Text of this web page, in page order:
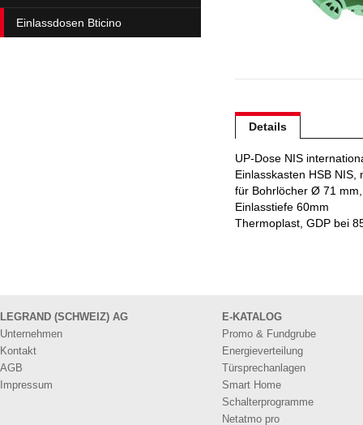
Einlassdosen Bticino
Details
UP-Dose NIS
Einlasskasten HSB
für Bohrlöcher Ø 71
Einlasstiefe 60mm
Thermoplast, GDP bei
LEGRAND (SCHWEIZ) AG
Unternehmen
Kontakt
AGB
Impressum
E-KATALOG
Promo & Fundgrube
Energieverteilung
Türsprechanlagen
Smart Home
Schalterprogramme
Netatmo pro